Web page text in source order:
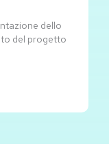
dello
del progetto